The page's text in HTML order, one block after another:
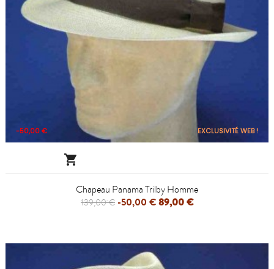
EXCLUSIVITÉ WEB !
-50,00 €

Chapeau Panama Trilby Homme
139,00 € -50,00 €89,00 €